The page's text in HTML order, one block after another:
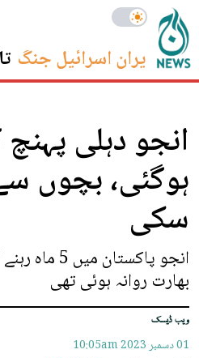
ایران اسرائیل جنگ
انجو دہلی پہنچ
ہوگئی، بچوں
سکی
انجو
بھارت روانہ ہوئی تھی
ویب ڈیسک
01 دسمبر 2023 10:05am